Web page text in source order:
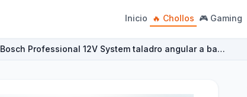
Inicio 🔥 Chollos 🎮 Gaming
Bosch Professional 12V System taladro angular a ba…